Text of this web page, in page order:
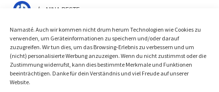
Namasté. Auch wir kommen nicht drum herum Technologien wie Cookies zu
verwenden, um Geräteinformationen zu speichern und/oder darauf
zuzugreifen. Wir tun dies, um das Browsing-Erlebnis zu verbessern und um
(nicht) personalisierte Werbung anzuzeigen. Wenn du nicht zustimmst oder die
Zustimmung widerrufst, kann dies bestimmte Merkmale und Funktionen
beeinträchtigen. Danke für dein Verständnis und viel Freude auf unserer
Website.
by NINA BESTE